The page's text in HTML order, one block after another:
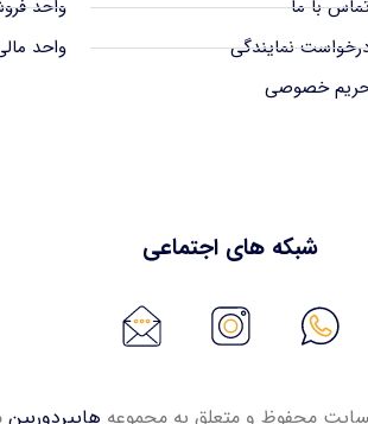
با ما
نمایندگی
خصوصی
واحد فروش
واحد مالی
شبکه های اجتماعی
محفوظ و متعلق به مجموعه هایپردوربین